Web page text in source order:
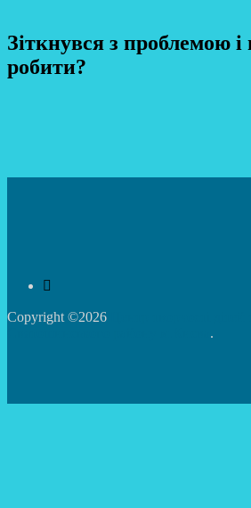
Зіткнувся з проблемою
робити?
Copyright ©2026
.